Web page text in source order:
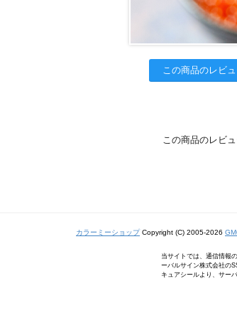
この商品のレビ
この商品のレビ
カラーミーショップCopyright (C) 2005-2026
当サイトでは、通信情報
ーバルサイン株式会社の
キュアシールより、サー